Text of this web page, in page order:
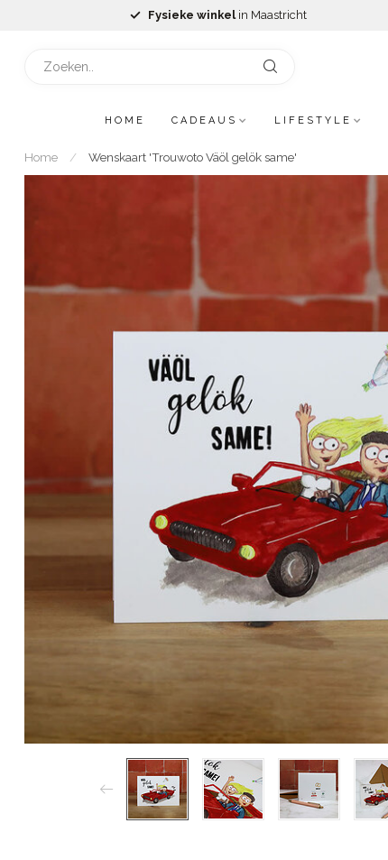
Fysieke winkel in Maastricht
HOME CADEAUS LIFESTYLE
Home / Wenskaart 'Trouwoto Väöl gelök same'